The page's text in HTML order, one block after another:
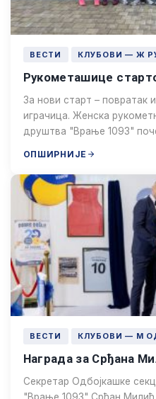
ВЕСТИ КЛУБОВИ — Ж
Рукометашице
За нови старт – повратак
играчица. Женска
друштва "Врање 1093"
ОПШИРНИЈЕ
ВЕСТИ КЛУБОВИ — М
Награда за Срђана
Секретар Одбојкашке